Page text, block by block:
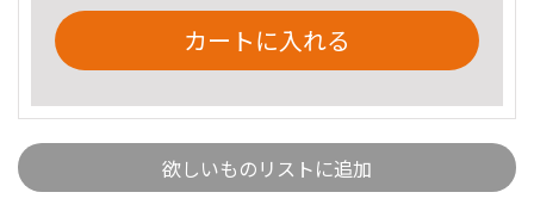
カートに入れる
欲しいものリストに追加